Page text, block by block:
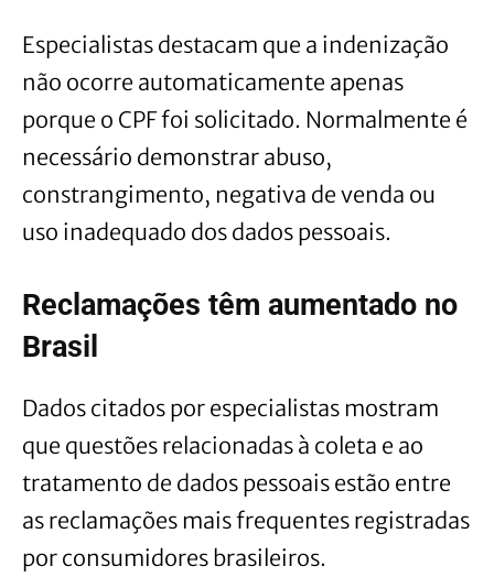
Especialistas destacam que a indenização
não ocorre automaticamente apenas
porque o CPF foi solicitado. Normalmente é
necessário demonstrar abuso,
constrangimento, negativa de venda ou
uso inadequado dos dados pessoais.
Reclamações têm aumentado no
Brasil
Dados citados por especialistas mostram
que questões relacionadas à coleta e ao
tratamento de dados pessoais estão entre
as reclamações mais frequentes registradas
por consumidores brasileiros.